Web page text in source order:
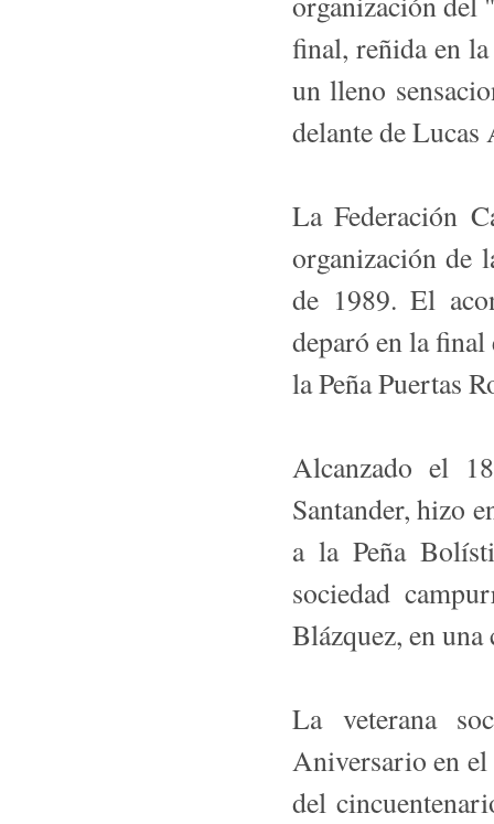
final, reñida en
un lleno
delante de Lucas
La Federación
organización de
de 1989. El
deparó en la
la Peña Puertas
Alcanzado el
Santander, hizo
a la Peña
sociedad
Blázquez, en una
La veterana
Aniversario en
del